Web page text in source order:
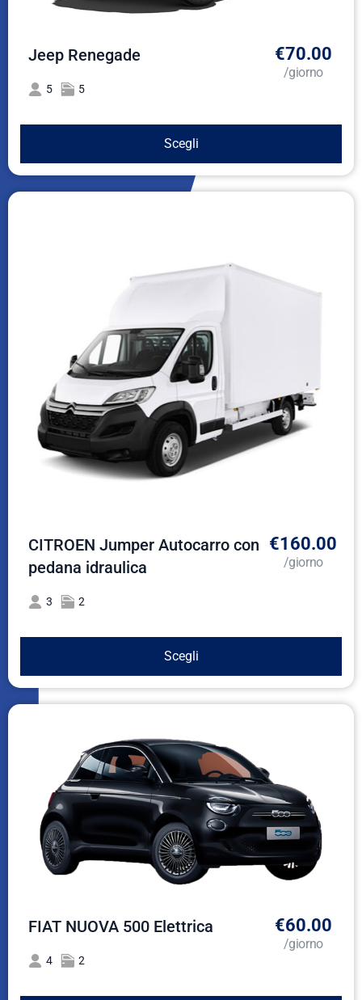
Jeep Renegade
5 5
€70.00
/giorno
Scegli
CITROEN Jumper Autocarro con
pedana idraulica
3 2
€160.00
/giorno
Scegli
FIAT NUOVA 500 Elettrica
4 2
€60.00
/giorno